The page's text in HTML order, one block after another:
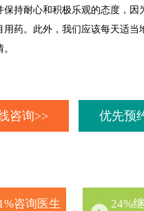
耐心和积极乐观的态度，因
药。此外，我们应该每天适
咨询>> 优先预
咨询医生 24%